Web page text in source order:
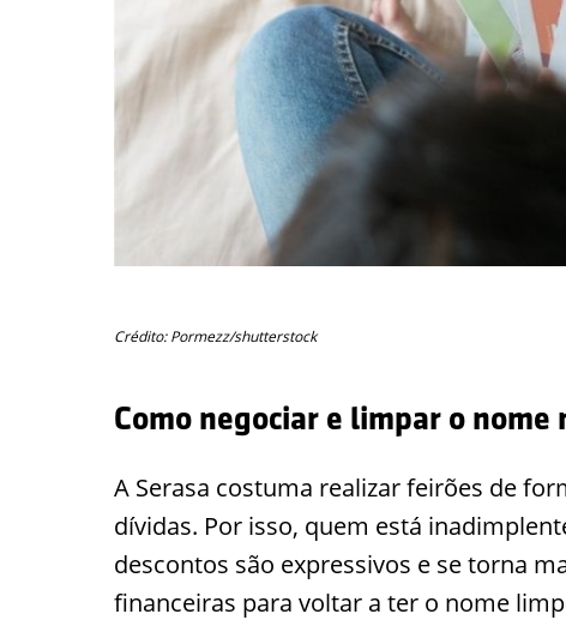
Crédito: Pormezz/shutterstock
Como negociar e limpar o nome
A Serasa costuma realizar feirões de
dívidas. Por isso, quem está
descontos são expressivos e se torna
financeiras para voltar a ter o nome